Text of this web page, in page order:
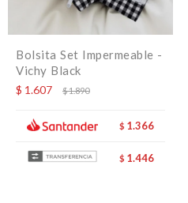
Bolsita Set Impermeable -
Vichy Black
$ 1.607 $1.890
$ 1.366
$ 1.446